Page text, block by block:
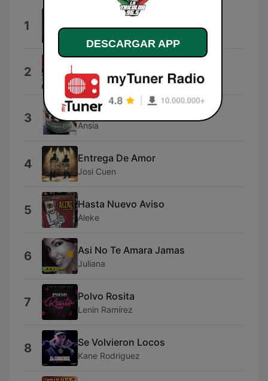
1
2 Banda Perezosos
3 Si las Miradas Mataran
Ansia
4 Entrega De Amor
Josi Cuen
5 Hasta Nuevo Aviso
Aleke
6 Asi No Te Amara Jamas
Juliana
7 Polvo Rosita
Lenin Ramírez
8 Se Volvieron Locos
Kane Rodriguez
DESCARGAR APP